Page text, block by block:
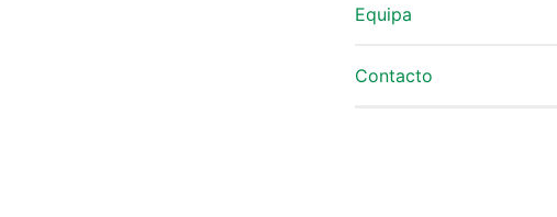
Equipa
Contacto